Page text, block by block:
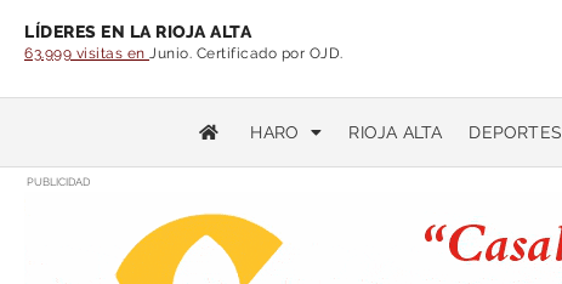
LÍDERES EN LA RIOJA ALTA
63.999 visitas en Junio. Certificado por OJD.
HARO RIOJA ALTA DEPORTES
PUBLICIDAD